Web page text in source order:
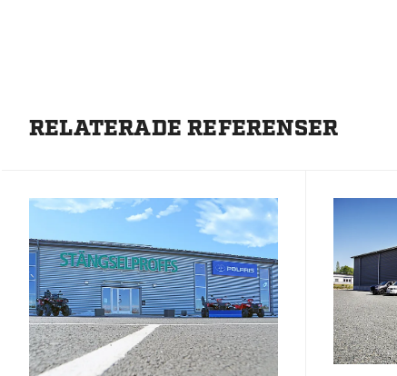
RELATERADE REFERENSER